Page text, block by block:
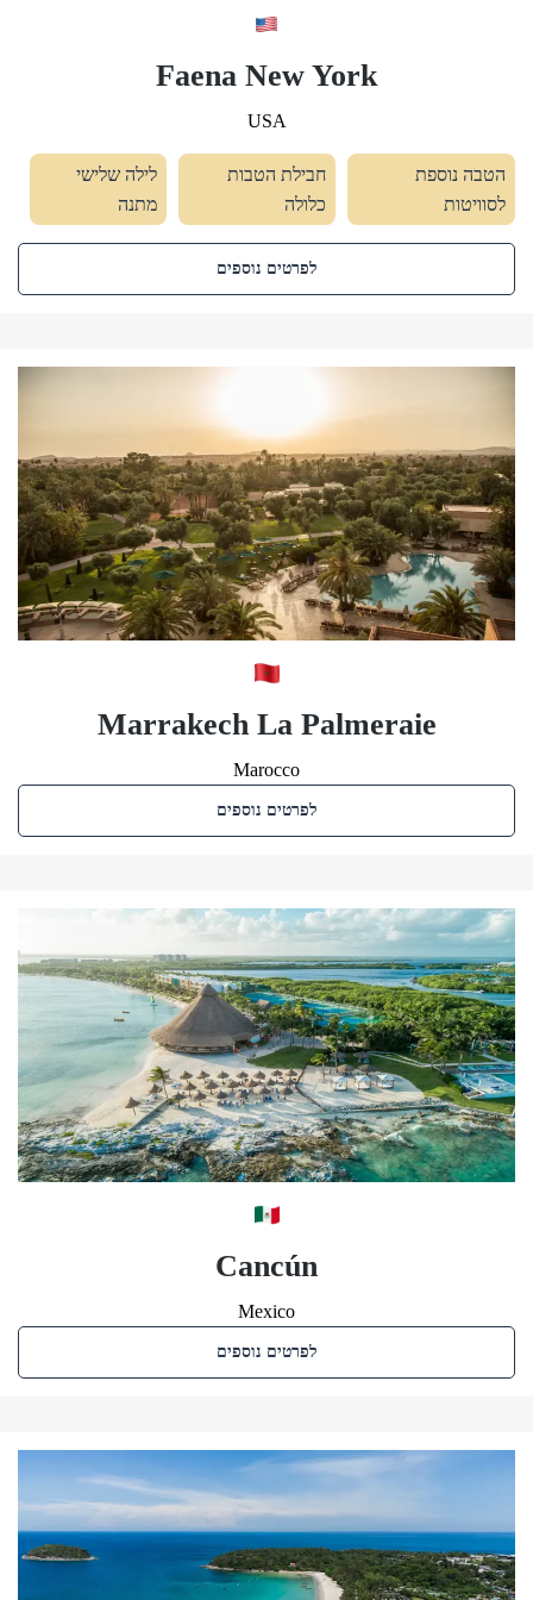
Faena New York
USA
הטבה נוספת
לסוויטות
חבילת הטבות
כלולה
לילה שלישי
מתנה
לפרטים נוספים
Marrakech La Palmeraie
Marocco
לפרטים נוספים
Cancún
Mexico
לפרטים נוספים